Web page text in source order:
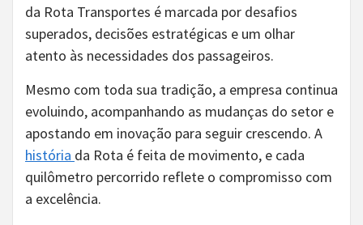
da Rota Transportes é marcada por desafios
superados, decisões estratégicas e um olhar
atento às necessidades dos passageiros.
Mesmo com toda sua tradição, a empresa continua
evoluindo, acompanhando as mudanças do setor e
apostando em inovação para seguir crescendo. A
história da Rota é feita de movimento, e cada
quilômetro percorrido reflete o compromisso com
a excelência.